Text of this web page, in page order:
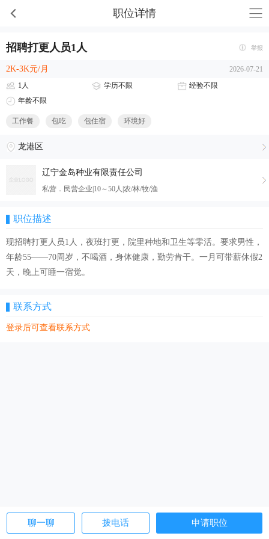
职位详情
聊一聊 拨电话 申请职位
招聘打更人员1人 举报
2K-3K元/月
2026-07-21
1人
学历不限
经验不限
年龄不限
工作餐 包吃 包住宿 环境好
龙港区
辽宁金岛种业有限责任公司
私营．民营企业|10～50人|农/林/牧/渔
职位描述
现招聘打更人员1人，夜班打更，院里种地和卫生等零活。要求男性，
年龄55——70周岁，不喝酒，身体健康，勤劳肯干。一月可带薪休假2
天，晚上可睡一宿觉。
联系方式
登录后可查看联系方式